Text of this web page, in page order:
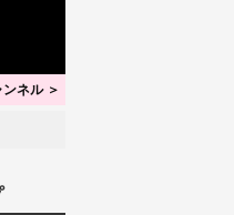
ネル ＞